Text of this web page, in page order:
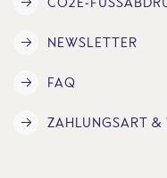
NEWSLETTER
FAQ
ZAHLUNGSART &